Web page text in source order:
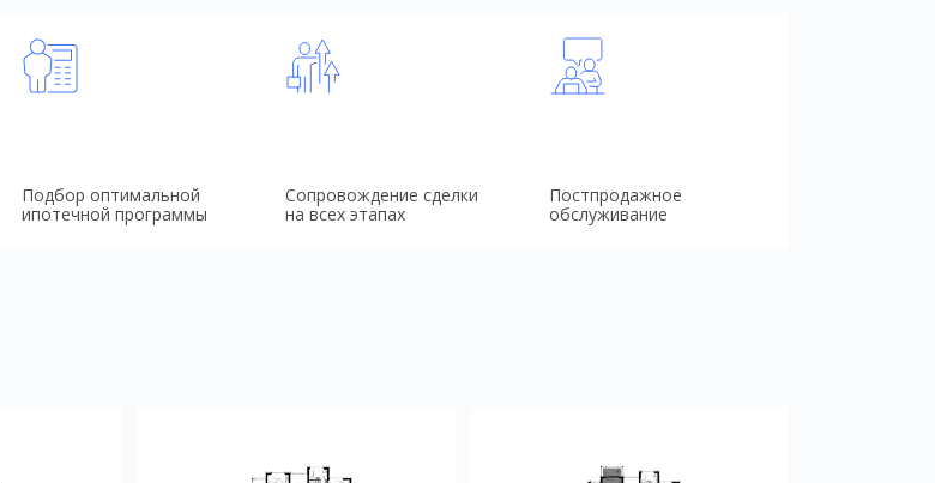
Подбор оптимальной
ипотечной программы
Сопровождение сделки
на всех этапах
Постпродажное
обслуживание